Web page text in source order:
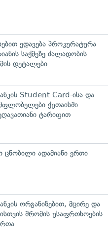
ედავება პროკურატურა
საქმეზე ძალადობის
დეტალები
Student Card-ისა და
ქუთაისში
ტარიფით
ცნობილი ადამიანი ერთი
ორგანიზებით, მცირე და
შრომის უსაფრთხოების